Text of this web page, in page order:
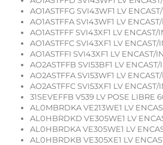
AO1ASTFFG SVI43WF1 LV
AO1ASTFFA SVI43WF1 LV
AO1ASTFFF SVI43XF1 LV ENCAST/
AO1ASTFFC SVI43XF1 LV
AO1ASTFFI SVI43XF1 LV ENCAST/
AO2ASTFFB SVI53BF1 LV
AO2ASTFFA SVI53WF1 LV
AO2ASTFFC SVI53XF1 LV
31SEVEFFB V539 LV POSE LIBRE
AL0MBRDKA VE213WE1 LV
AL0HBRDKD VE305WE1 LV
AL0HBRDKA VE305WE1 LV
AL0HBRDKB VE305XE1 LV